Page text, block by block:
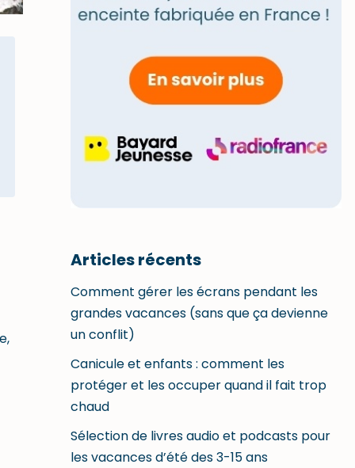
Articles récents
Comment gérer les écrans pendant les
grandes vacances (sans que ça devienne
un conflit)
Canicule et enfants : comment les
protéger et les occuper quand il fait trop
chaud
Sélection de livres audio et podcasts pour
les vacances d’été des 3-15 ans